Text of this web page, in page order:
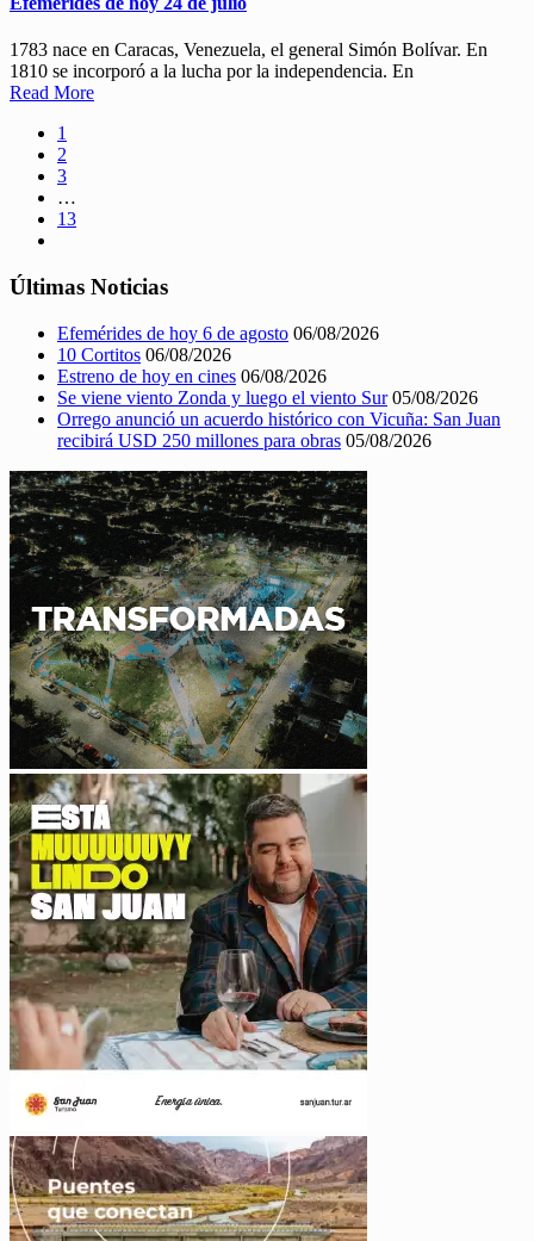
1783 nace en Caracas, Venezuela, el general Simón Bolívar. En
1810 se incorporó a la lucha por la independencia. En
Read More
1
2
3
…
13
Últimas Noticias
Efemérides de hoy 6 de agosto 06/08/2026
10 Cortitos 06/08/2026
Estreno de hoy en cines 06/08/2026
Se viene viento Zonda y luego el viento Sur 05/08/2026
Orrego anunció un acuerdo histórico con Vicuña: San Juan
recibirá USD 250 millones para obras 05/08/2026